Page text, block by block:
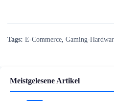
Tags: E-Commerce Gaming-
Meistgelesene Artikel